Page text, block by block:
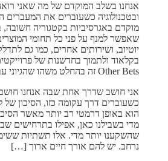
אנחנו בשלב המוקדם של מה שאני
ובטכנולוגיה כשעוברים את
מוקדם באגרסיביות בקטגוריה חשובה,
שאפשר למנף על פני כל תחומי
יוטיוב, ושירותים אחרים, כמו גם
בקלאוד ולתמוך בחדשנות של
Other Bets זה בהחלט משהו שהגיוני עבורנו לעשות.
אני חושב שדרך אחת שבה אנחנו
כשעוברים דרך עקומה כזו, הסיכון
הוא באופן דרמטי רב יותר מאשר
מדי בשבילנו כאן, אפילו בתרחישים
שהשקענו יותר מדי. אלו תשתיות
נרחב. יש להם אורך חיים ארוך […]